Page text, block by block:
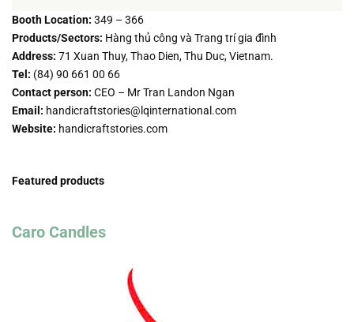
Booth Location: 349 – 366
Products/Sectors: Hàng thủ công và Trang trí gia đình
Address: 71 Xuan Thuy, Thao Dien, Thu Duc, Vietnam.
Tel: (84) 90 661 00 66
Contact person: CEO – Mr Tran Landon Ngan
Email: handicraftstories@lqinternational.com
Website: handicraftstories.com
Featured products
Caro Candles